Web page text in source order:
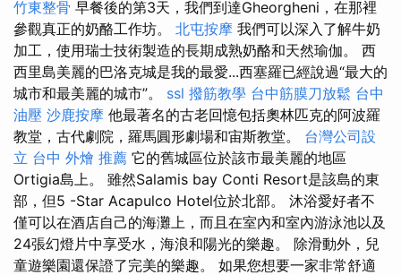
竹東整骨 早餐後的第3天，我們到達Gheorgheni，在那裡
參觀真正的奶酪工作坊。 北屯按摩 我們可以深入了解牛奶
加工，使用瑞士技術製造的長期成熟奶酪和天然瑜伽。 西
西里島美麗的巴洛克城是我的最愛...西塞羅已經說過“最大的
城市和最美麗的城市”。 ssl 撥筋教學 台中筋膜刀放鬆 台中
油壓 沙鹿按摩 他最著名的古老回憶包括奧林匹克的阿波羅
教堂，古代劇院，羅馬圓形劇場和宙斯教堂。 台灣公司設
立 台中 外燴 推薦 它的舊城區位於該市最美麗的地區
Ortigia島上。 雖然Salamis bay Conti Resort是該島的東
部，但5 -Star Acapulco Hotel位於北部。 沐浴愛好者不
僅可以在酒店自己的海灘上，而且在室內和室內游泳池以及
24張幻燈片中享受水，海浪和陽光的樂趣。 除滑動外，兒
童遊樂園還保證了完美的樂趣。 如果您想要一家非常舒適